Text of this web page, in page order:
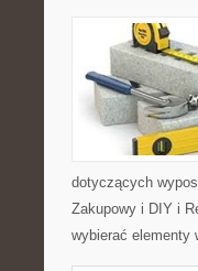
dotyczących
Zakupowy i DIY i
wybierać